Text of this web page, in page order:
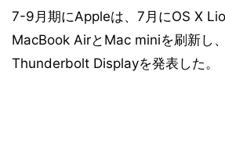
7-9月期にAppleは、7月にOS X
MacBook AirとMac miniを刷新し
Thunderbolt Displayを発表した。